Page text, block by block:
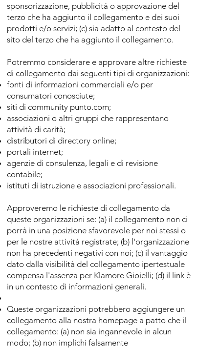
sponsorizzazione, pubblicità o approvazione del
terzo che ha aggiunto il collegamento e dei suoi
prodotti e/o servizi; (c) sia adatto al contesto del
sito del terzo che ha aggiunto il collegamento.
Potremmo considerare e approvare altre richieste
di collegamento dai seguenti tipi di organizzazioni:
fonti di informazioni commerciali e/o per
consumatori conosciute;
siti di community punto.com;
associazioni o altri gruppi che rappresentano
attività di carità;
distributori di directory online;
portali internet;
agenzie di consulenza, legali e di revisione
contabile;
istituti di istruzione e associazioni professionali.
Approveremo le richieste di collegamento da
queste organizzazioni se: (a) il collegamento non ci
porrà in una posizione sfavorevole per noi stessi o
per le nostre attività registrate; (b) l'organizzazione
non ha precedenti negativi con noi; (c) il vantaggio
dato dalla visibilità del collegamento ipertestuale
compensa l'assenza per Klamore Gioielli; (d) il link è
in un contesto di informazioni generali.
Queste organizzazioni potrebbero aggiungere un
collegamento alla nostra homepage a patto che il
collegamento: (a) non sia ingannevole in alcun
modo; (b) non implichi falsamente